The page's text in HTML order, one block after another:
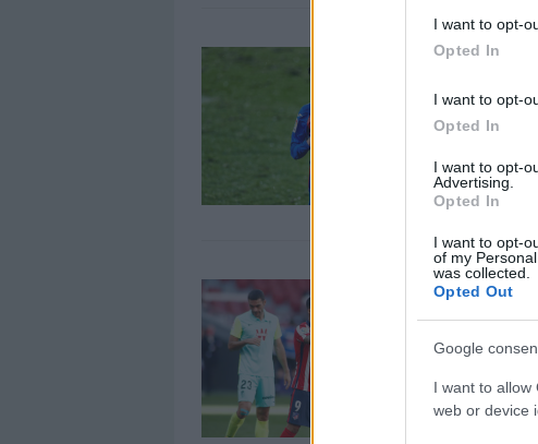
I want to opt-
Opted In
I want to opt-
Opted In
I want to opt-
Advertising.
Opted In
I want to opt-
of my
was collected.
Opted Out
Google
I want to allow
web or device
mandaría
fichajes.
Luis
noticias